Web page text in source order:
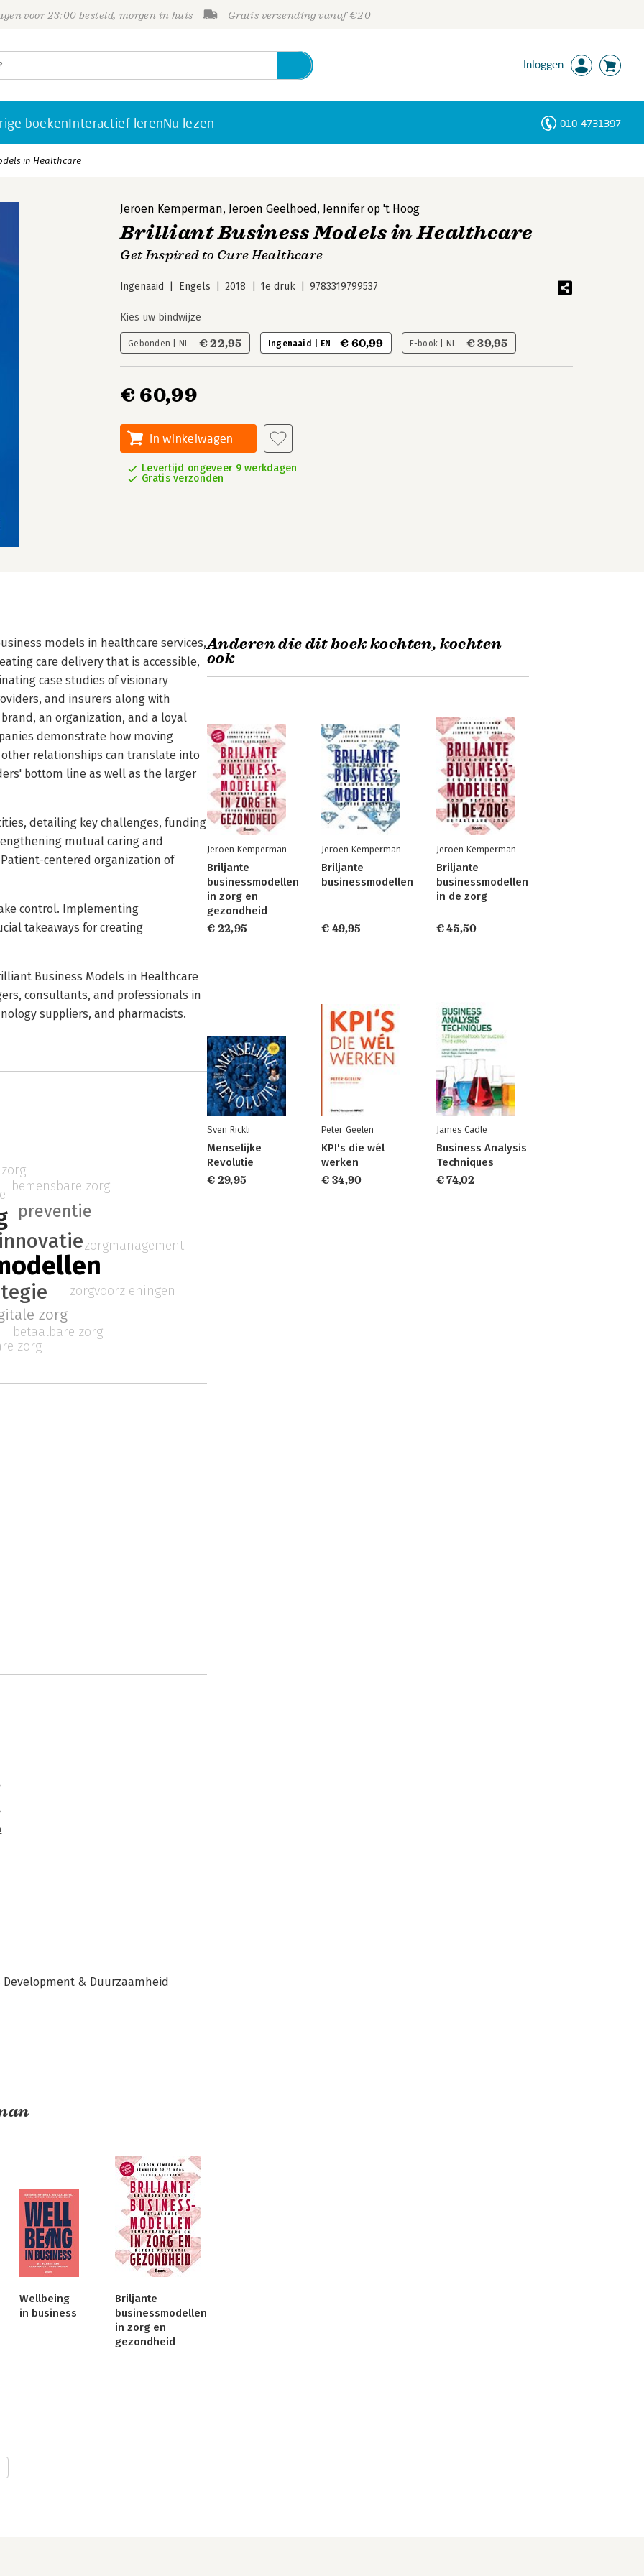
voor 23:00 besteld, morgen in huis Gratis verzending vanaf €20
Inloggen
boekenInteractief lerenNu lezen 010-4731397
in Healthcare
Jeroen Kemperman, Jeroen Geelhoed, Jennifer op 't Hoog
Brilliant Business Models in Healthcare
Get Inspired to Cure Healthcare
Ingenaaid Engels 2018 1e druk 9783319799537
Kies uw bindwijze
Gebonden | NL € 22,95 Ingenaaid | EN € 60,99 E-book | NL € 39,95
€ 60,99
In winkelwagen
Levertijd ongeveer 9 werkdagen
Gratis verzonden
models in healthcare services,
care delivery that is accessible,
case studies of visionary
and insurers along with
an organization, and a loyal
demonstrate how moving
relationships can translate into
bottom line as well as the larger
detailing key challenges, funding
mutual caring and
centered organization of
control. Implementing
takeaways for creating
Business Models in Healthcare
consultants, and professionals in
suppliers, and pharmacists.
preventie
zorg
bemensbare zorg
zorgmanagement
zorgvoorzieningen
betaalbare zorg
zorg
& Duurzaamheid
Wellbeing
in business
Briljante
businessmodellen
in zorg en
gezondheid
Anderen die dit boek kochten, kochten
ook
Jeroen Kemperman
Briljante
businessmodellen
in zorg en
gezondheid
€ 22,95
Jeroen Kemperman
Briljante
businessmodellen
€ 49,95
Jeroen Kemperman
Briljante
businessmodellen
in de zorg
€ 45,50
Sven Rickli
Menselijke
Revolutie
€ 29,95
Peter Geelen
KPI's die wél
werken
€ 34,90
James Cadle
Business Analysis
Techniques
€ 74,02
Personen